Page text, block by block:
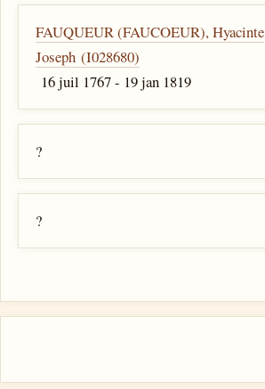
FAUQUEUR (FAUCOEUR), Hyacinte
Joseph (I028680)
16 juil 1767 - 19 jan 1819
?
?